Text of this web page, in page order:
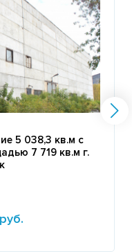
5 038,3 кв.м c
7 719 кв.м г.